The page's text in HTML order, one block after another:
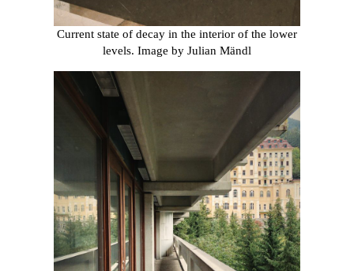
Current state of decay in the interior of the lower
levels. Image by Julian Mändl